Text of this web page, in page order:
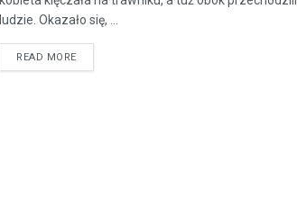
ludzie. Okazało się, ...
READ MORE